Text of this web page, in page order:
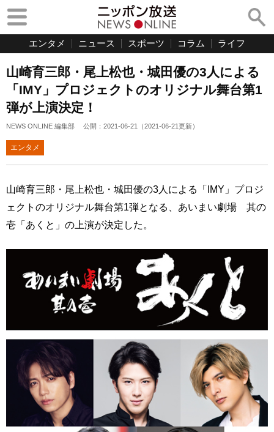
エンタメ ニュース スポーツ コラム ライフ
山崎育三郎・尾上松也・城田優の3人による
「IMY」プロジェクトのオリジナル舞台第1
弾が上演決定！
NEWS ONLINE 編集部 公開： 2021-06-21 （2021-06-21更新）
エンタメ
山崎育三郎・尾上松也・城田優の3人による「IMY」プロジ
ェクトのオリジナル舞台第1弾となる、あいまい劇場 其の
壱「あくと」の上演が決定した。